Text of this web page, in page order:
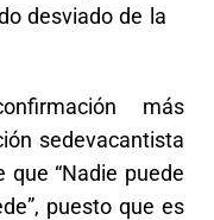
desviado de la
más
sedevacantista
que “Nadie puede
puesto que es